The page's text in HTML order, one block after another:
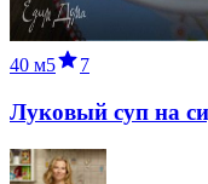
40 м5 7
Луковый суп на